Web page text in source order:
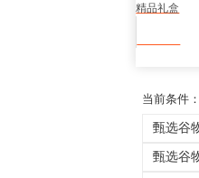
精品礼盒
当前条件：
甄选谷
甄选谷